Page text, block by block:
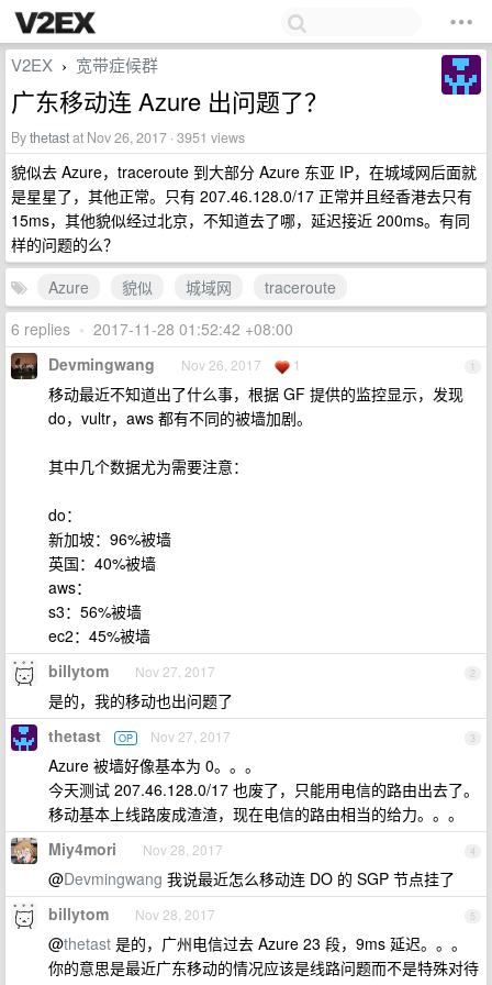
V2EX › 宽带症候群
广东移动连 Azure 出问题了？
Bythetastat Nov 26, 2017 · 3951 views
貌似去 Azure，traceroute 到大部分 Azure 东亚 IP，在城域网后面就
是星星了，其他正常。只有 207.46.128.0/17 正常并且经香港去只有
15ms，其他貌似经过北京，不知道去了哪，延迟接近 200ms。有同
样的问题的么？
Azure
貌似 城域网
traceroute
6 replies • 2017-11-28 01:52:42 +08:00
1
Devmingwang Nov 26, 2017 1
移动最近不知道出了什么事，根据 GF 提供的监控显示，发现
do，vultr，aws 都有不同的被墙加剧。
其中几个数据尤为需要注意：
do：
新加坡：96%被墙
英国：40%被墙
aws：
s3：56%被墙
ec2：45%被墙
2
billytom Nov 27, 2017
是的，我的移动也出问题了
3
thetast OP Nov 27, 2017
Azure 被墙好像基本为 0。。。
今天测试 207.46.128.0/17 也废了，只能用电信的路由出去了。
移动基本上线路废成渣渣，现在电信的路由相当的给力。。。
4
Miy4mori Nov 28, 2017
@Devmingwang 我说最近怎么移动连 DO 的 SGP 节点挂了
5
billytom Nov 28, 2017
@thetast 是的，广州电信过去 Azure 23 段，9ms 延迟。。。
你的意思是最近广东移动的情况应该是线路问题而不是特殊对待